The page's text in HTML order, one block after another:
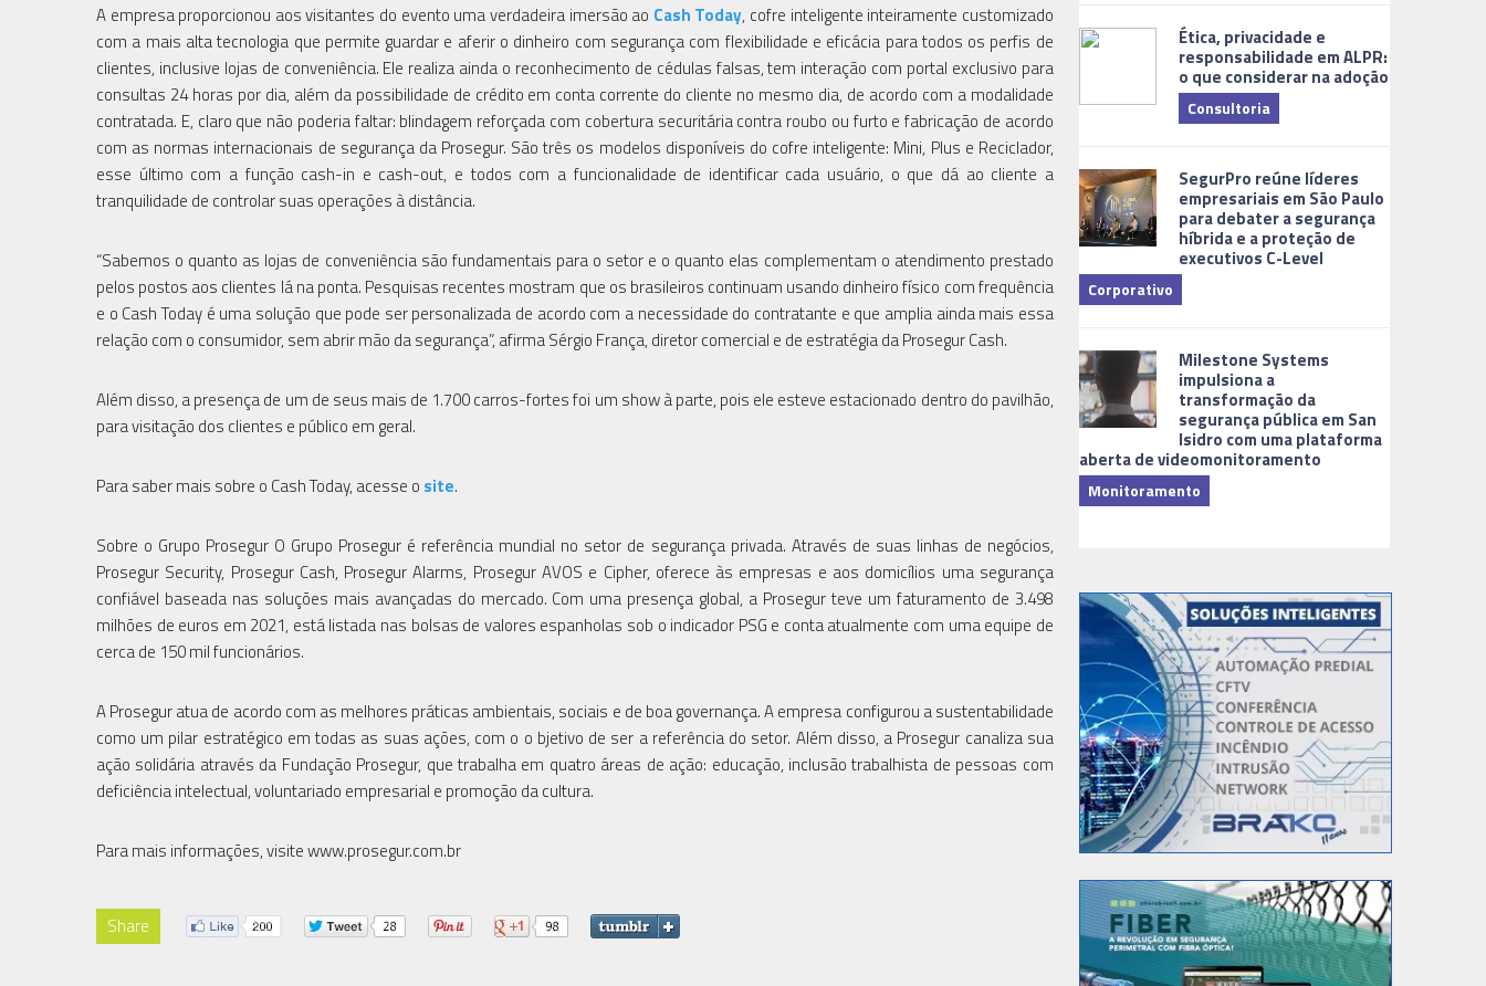
A empresa proporcionou aos visitantes do evento uma verdadeira imersão ao Cash Today, cofre inteligente inteiramente customizado
com a mais alta tecnologia que permite guardar e aferir o dinheiro com segurança com flexibilidade e eficácia para todos os perfis de
clientes, inclusive lojas de conveniência. Ele realiza ainda o reconhecimento de cédulas falsas, tem interação com portal exclusivo para
consultas 24 horas por dia, além da possibilidade de crédito em conta corrente do cliente no mesmo dia, de acordo com a modalidade
contratada. E, claro que não poderia faltar: blindagem reforçada com cobertura securitária contra roubo ou furto e fabricação de acordo
com as normas internacionais de segurança da Prosegur. São três os modelos disponíveis do cofre inteligente: Mini, Plus e Reciclador,
esse último com a função cash-in e cash-out, e todos com a funcionalidade de identificar cada usuário, o que dá ao cliente a
tranquilidade de controlar suas operações à distância.
“Sabemos o quanto as lojas de conveniência são fundamentais para o setor e o quanto elas complementam o atendimento prestado
pelos postos aos clientes lá na ponta. Pesquisas recentes mostram que os brasileiros continuam usando dinheiro físico com frequência
e o Cash Today é uma solução que pode ser personalizada de acordo com a necessidade do contratante e que amplia ainda mais essa
relação com o consumidor, sem abrir mão da segurança”, afirma Sérgio França, diretor comercial e de estratégia da Prosegur Cash.
Além disso, a presença de um de seus mais de 1.700 carros-fortes foi um show à parte, pois ele esteve estacionado dentro do pavilhão,
para visitação dos clientes e público em geral.
Para saber mais sobre o Cash Today, acesse o site.
Sobre o Grupo Prosegur O Grupo Prosegur é referência mundial no setor de segurança privada. Através de suas linhas de negócios,
Prosegur Security, Prosegur Cash, Prosegur Alarms, Prosegur AVOS e Cipher, oferece às empresas e aos domicílios uma segurança
confiável baseada nas soluções mais avançadas do mercado. Com uma presença global, a Prosegur teve um faturamento de 3.498
milhões de euros em 2021, está listada nas bolsas de valores espanholas sob o indicador PSG e conta atualmente com uma equipe de
cerca de 150 mil funcionários.
A Prosegur atua de acordo com as melhores práticas ambientais, sociais e de boa governança. A empresa configurou a sustentabilidade
como um pilar estratégico em todas as suas ações, com o o bjetivo de ser a referência do setor. Além disso, a Prosegur canaliza sua
ação solidária através da Fundação Prosegur, que trabalha em quatro áreas de ação: educação, inclusão trabalhista de pessoas com
deficiência intelectual, voluntariado empresarial e promoção da cultura.
Para mais informações, visite www.prosegur.com.br
Share
Ética, privacidade e
responsabilidade em ALPR:
o que considerar na adoção
Consultoria
SegurPro reúne líderes
empresariais em São Paulo
para debater a segurança
híbrida e a proteção de
executivos C-Level
Corporativo
Milestone Systems
impulsiona a
transformação da
segurança pública em San
Isidro com uma plataforma
aberta de videomonitoramento
Monitoramento